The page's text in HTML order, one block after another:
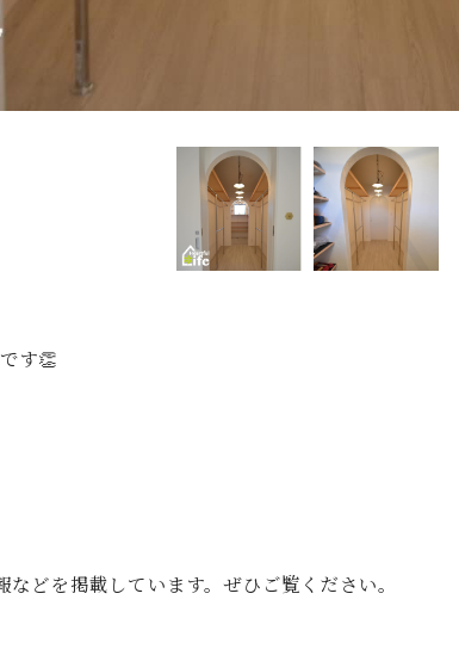
す👏
どを掲載しています。ぜひご覧ください。